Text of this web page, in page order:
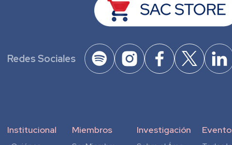
Redes Sociales
Institucional Miembros Investigación